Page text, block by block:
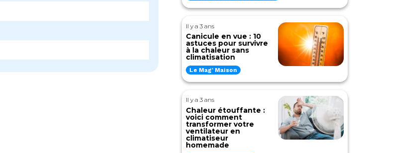
Il y a 3 ans
Canicule en vue : 10
astuces pour survivre
à la chaleur sans
climatisation
Le Mag' Maison
Il y a 3 ans
Chaleur étouffante :
voici comment
transformer votre
ventilateur en
climatiseur
homemade